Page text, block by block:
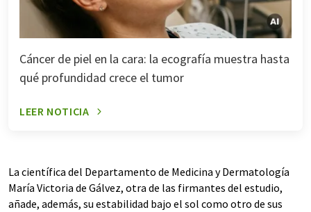
Cáncer de piel en la cara: la ecografía muestra hasta
qué profundidad crece el tumor
LEER NOTICIA
La científica del Departamento de Medicina y Dermatología
María Victoria de Gálvez, otra de las firmantes del estudio,
añade, además, su estabilidad bajo el sol como otro de sus